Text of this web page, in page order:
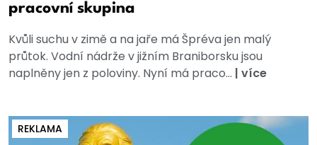
pracovní skupina
Kvůli suchu v zimě a na jaře má Špréva jen malý
průtok. Vodní nádrže v jižním Braniborsku jsou
naplněny jen z poloviny. Nyní má praco... | více
REKLAMA